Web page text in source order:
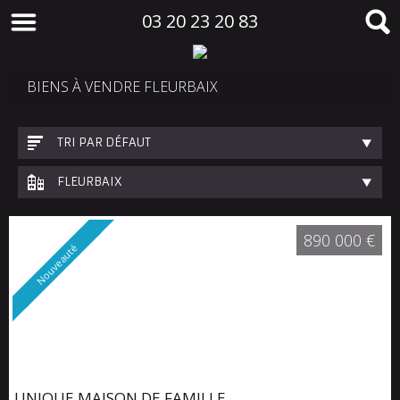
03 20 23 20 83
BIENS À VENDRE FLEURBAIX
TRI PAR DÉFAUT
FLEURBAIX
Nouveauté
890 000 €